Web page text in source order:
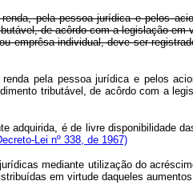
pela pessoa jurídica e pelos
de acôrdo com a legislação em
individual, deve ser
pela pessoa jurídica e pelos
tributável, de acôrdo com a
adquirida, é de livre disponibilidade
Lei nº 338, de 1967)
mediante utilização do
em virtude daqueles